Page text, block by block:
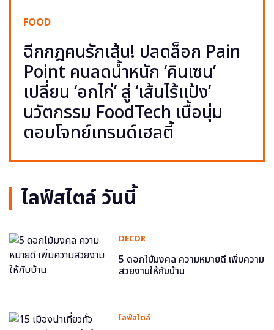
FOOD
ฉีกกฎคนรักเส้น! ปลดล็อก Pain
Point คนลดน้ำหนัก ‘คินเซน’
เปลี่ยน ‘อกไก่’ สู่ ‘เส้นไร้แป้ง’
นวัตกรรม FoodTech เนื้อนุ่ม
ตอบโจทย์เทรนด์เฮลตี้
ไลฟ์สไตล์ วันนี้
DECOR
5 ดอกไม้มงคล ความหมายดี เพิ่มความ
สวยงามให้กับบ้าน
ไลฟ์สไตล์